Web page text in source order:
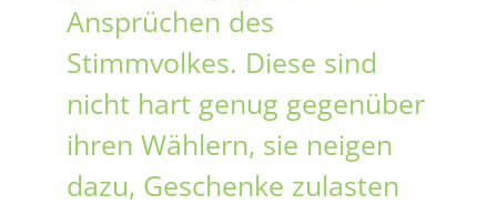
Ansprüchen des
Stimmvolkes. Diese sind
nicht hart genug gegenüber
ihren Wählern, sie neigen
dazu, Geschenke zulasten